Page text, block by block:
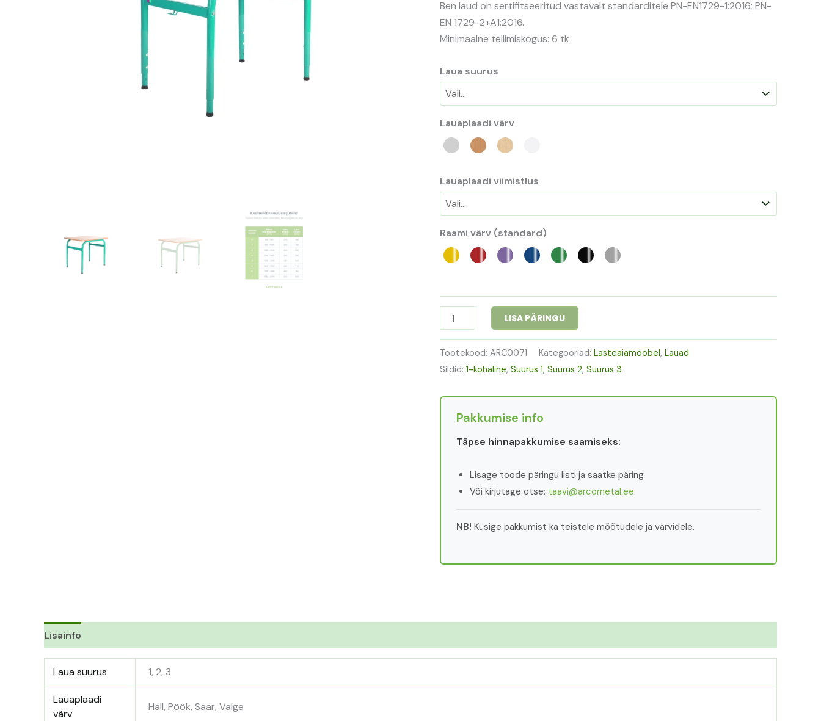
Ben laud on sertifitseeritud vastavalt standarditele PN-EN1729-1:2016; PN-
EN 1729-2+A1:2016.
Minimaalne tellimiskogus: 6 tk
Laua suurus
Lauaplaadi värv
Lauaplaadi viimistlus
Raami värv (standard)
LISA PÄRINGU
Tootekood: ARC0071 Kategooriad: Lasteaiamööbel, Lauad
Sildid: 1-kohaline, Suurus 1, Suurus 2, Suurus 3
Pakkumise info
Täpse hinnapakkumise saamiseks:
Lisage toode päringu listi ja saatke päring
Või kirjutage otse: taavi@arcometal.ee
NB! Küsige pakkumist ka teistele mõõtudele ja värvidele.
Lisainfo
Laua suurus 1, 2, 3
Lauaplaadi
värv
Hall, Pöök, Saar, Valge